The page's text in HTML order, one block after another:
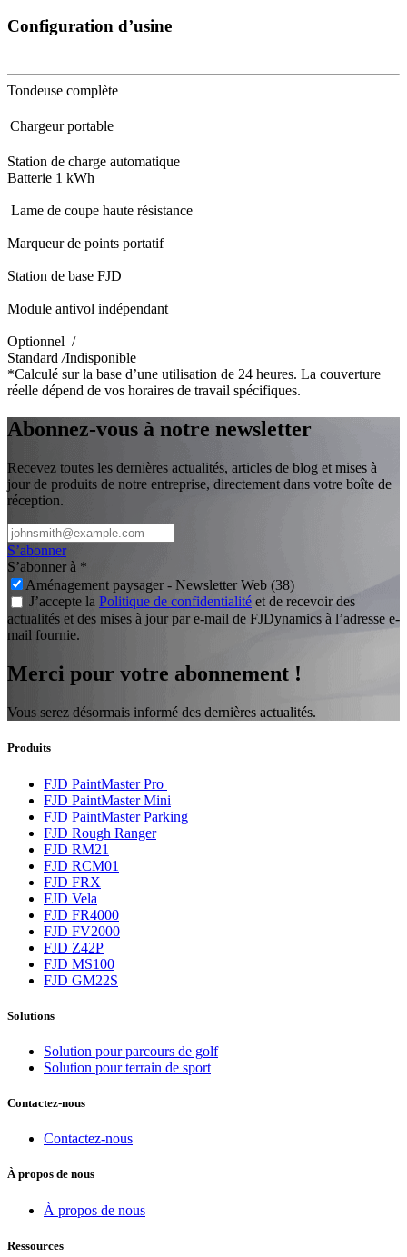
Configuration d’usine
Tondeuse complète
Chargeur portable
Station de charge automatique
Batterie 1 kWh
Lame de coupe haute résistance
Marqueur de points portatif
Station de base FJD
Module antivol indépendant
Optionnel /
Standard /Indisponible
*Calculé sur la base d’une utilisation de 24 heures. La couverture
réelle dépend de vos horaires de travail spécifiques.
Abonnez-vous à notre newsletter
Recevez toutes les dernières actualités, articles de blog et mises à
jour de produits de notre entreprise, directement dans votre boîte de
réception.
S’abonner
S’abonner à *
Aménagement paysager - Newsletter Web (38)
J’accepte la Politique de confidentialité et de recevoir des
actualités et des mises à jour par e-mail de FJDynamics à l’adresse e-
mail fournie.
Merci pour votre abonnement !
Vous serez désormais informé des dernières actualités.
Produits
FJD PaintMaster Pro
FJD PaintMaster Mini
FJD PaintMaster Parking
FJD Rough Ranger
FJD RM21
FJD RCM01
FJD FRX
FJD Vela
FJD FR4000
FJD FV2000
FJD Z42P
FJD MS100
FJD GM22S
Solutions
Solution pour parcours de golf
Solution pour terrain de sport
Contactez-nous
Contactez-nous
À propos de nous
À propos de nous
Ressources